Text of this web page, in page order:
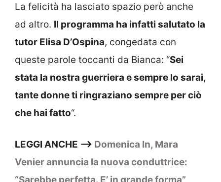
La felicità ha lasciato spazio però anche
ad altro. Il programma ha infatti salutato la
tutor Elisa D’Ospina, congedata con
queste parole toccanti da Bianca: “Sei
stata la nostra guerriera e sempre lo sarai,
tante donne ti ringraziano sempre per ciò
che hai fatto“.
LEGGI ANCHE –> Domenica In, Mara
Venier annuncia la nuova conduttrice: